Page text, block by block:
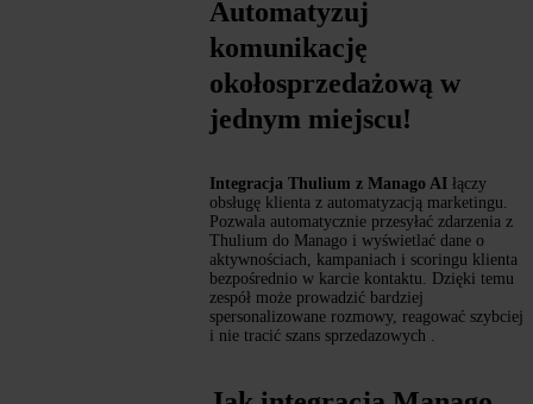
Automatyzuj
komunikację
okołosprzedażową w
jednym miejscu!
Integracja Thulium z Manago AI łączy
obsługę klienta z automatyzacją marketingu.
Pozwala automatycznie przesyłać zdarzenia z
Thulium do Manago i wyświetlać dane o
aktywnościach, kampaniach i scoringu klienta
bezpośrednio w karcie kontaktu. Dzięki temu
zespół może prowadzić bardziej
spersonalizowane rozmowy, reagować szybciej
i nie tracić szans sprzedazowych .